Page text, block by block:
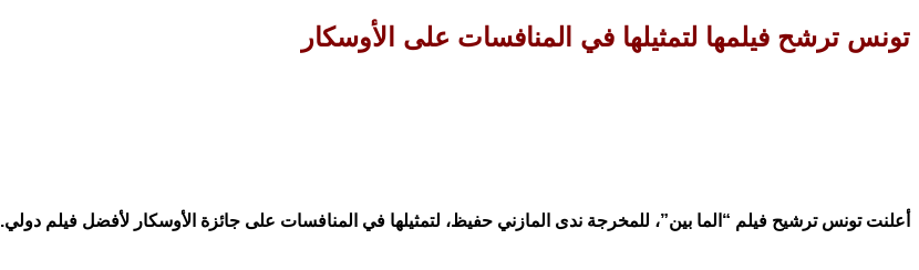
تونس ترشح فيلمها لتمثيلها في المنافسات على الأوسكار
أعلنت تونس ترشيح فيلم “الما بين”، للمخرجة ندى المازني حفيظ، لتمثيلها في المنافسات على جائزة الأوسكار لأفضل فيلم دولي.